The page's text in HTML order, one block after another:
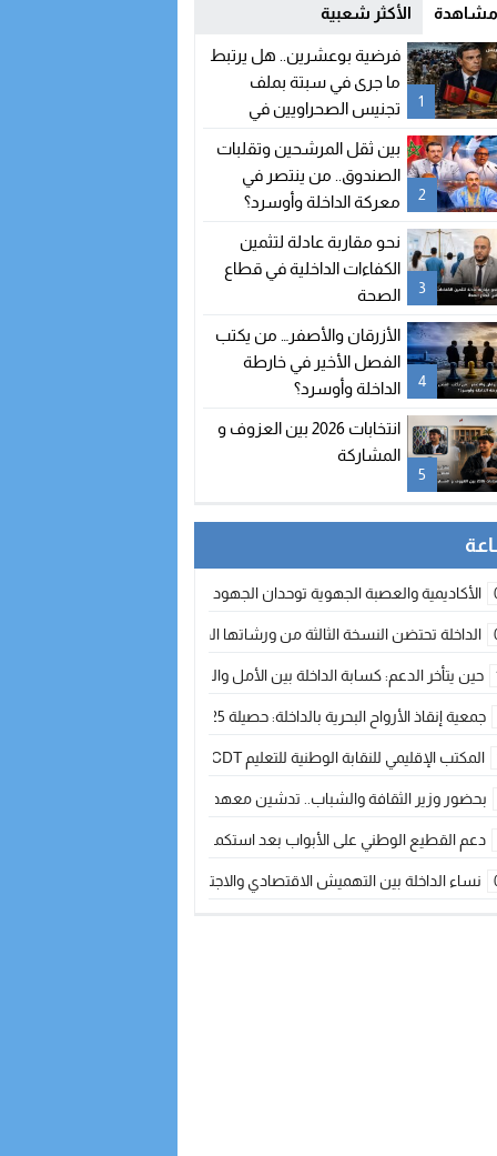
مشاهدة الأكثر شعبية
1
فرضية بوعشرين.. هل يرتبط
ما جرى في سبتة بملف
تجنيس الصحراويين في
2
بين ثقل المرشحين وتقلبات
الصندوق.. من ينتصر في
معركة الداخلة وأوسرد؟
3
نحو مقاربة عادلة لتثمين
الكفاءات الداخلية في قطاع
الصحة
4
الأزرقان والأصفر… من يكتب
الفصل الأخير في خارطة
الداخلة وأوسرد؟
5
انتخابات 2026 بين العزوف و
المشاركة
الأكاديمية والعصبة الجهوية توحدان الجهود لتطوير الممارسة الكروية بجهة
الداخلة تحتضن النسخة الثالثة من ورشاتها الدولية: تكوين متخصص في التراث
حين يتأخر الدعم: كسابة الداخلة بين الأمل والقلق ؟
جمعية إنقاذ الأرواح البحرية بالداخلة: حصيلة 2025 بين مهام الإنقاذ ومشروع “دار البحار”
المكتب الإقليمي للنقابة الوطنية للتعليم CDT يجتمع مع المدير الإقليمي لمناقشة ملفات جوهرية لنساء ورجال التعليم
بحضور وزير الثقافة والشباب.. تدشين معهد الموسيقى والفنون الكوريغرافية بالداخلة
دعم القطيع الوطني على الأبواب بعد استكمال الترقيم… الفلاحة المغربية
نساء الداخلة بين التهميش الاقتصادي والاجتماعي… في المؤسسات الإنتاجية